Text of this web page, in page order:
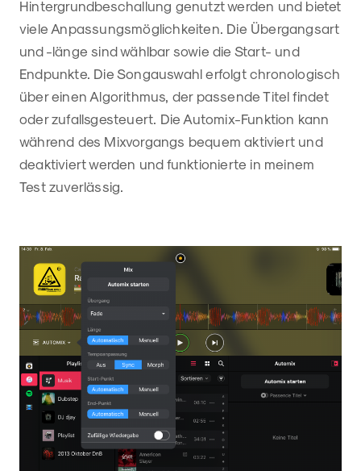
Hintergrundbeschallung genutzt werden und bietet
viele Anpassungsmöglichkeiten. Die Übergangsart
und -länge sind wählbar sowie die Start- und
Endpunkte. Die Songauswahl erfolgt chronologisch
über einen Algorithmus, der passende Titel findet
oder zufallsgesteuert. Die Automix-Funktion kann
während des Mixvorgangs bequem aktiviert und
deaktiviert werden und funktionierte in meinem
Test zuverlässig.